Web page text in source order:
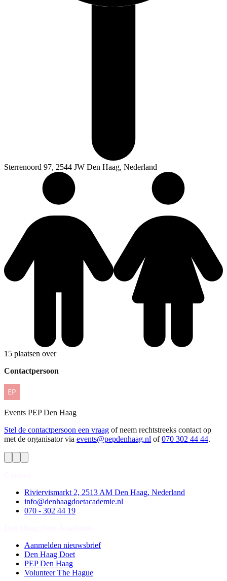
Sterrenoord 97, 2544 JW Den Haag, Nederland
15 plaatsen over
Contactpersoon
Events PEP Den Haag
Stel de contactpersoon een vraag of neem rechtstreeks contact op
met de organisator via events@pepdenhaag.nl of 070 302 44 44.
Riviervismarkt 2, 2513 AM Den Haag, Nederland
info@denhaagdoetacademie.nl
070 - 302 44 19
Aanmelden nieuwsbrief
Den Haag Doet
PEP Den Haag
Volunteer The Hague